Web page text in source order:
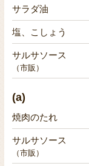
サラダ油
塩、こしょう
サルサソース
（市販）
(a)
焼肉のたれ
サルサソース
（市販）